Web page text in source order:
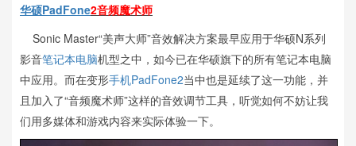
华硕PadFone2音频魔术师
Sonic Master“美声大师”音效解决方案最早应用于华硕N系列
影音笔记本电脑机型之中，如今已在华硕旗下的所有笔记本电脑
中应用。而在变形手机PadFone2当中也是延续了这一功能，并
且加入了“音频魔术师”这样的音效调节工具，听觉如何不妨让我
们用多媒体和游戏内容来实际体验一下。